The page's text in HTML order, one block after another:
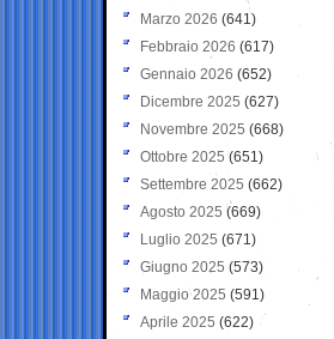
Marzo 2026 (641)
Febbraio 2026 (617)
Gennaio 2026 (652)
Dicembre 2025 (627)
Novembre 2025 (668)
Ottobre 2025 (651)
Settembre 2025 (662)
Agosto 2025 (669)
Luglio 2025 (671)
Giugno 2025 (573)
Maggio 2025 (591)
Aprile 2025 (622)